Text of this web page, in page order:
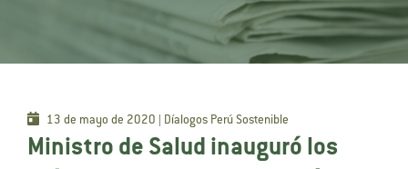
13 de mayo de 2020 | Díalogos Perú Sostenible
Ministro de Salud inauguró los